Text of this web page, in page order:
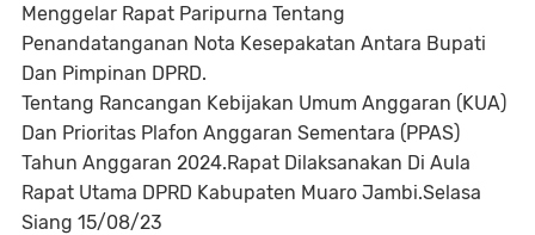
Menggelar Rapat Paripurna Tentang
Penandatanganan Nota Kesepakatan Antara Bupati
Dan Pimpinan DPRD.
Tentang Rancangan Kebijakan Umum Anggaran (KUA)
Dan Prioritas Plafon Anggaran Sementara (PPAS)
Tahun Anggaran 2024.Rapat Dilaksanakan Di Aula
Rapat Utama DPRD Kabupaten Muaro Jambi.Selasa
Siang 15/08/23